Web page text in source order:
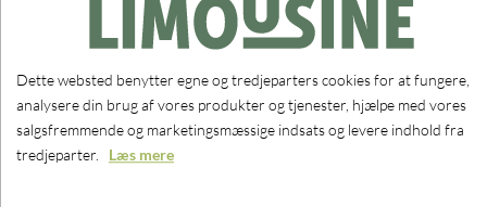
Dette websted benytter egne og tredjeparters cookies for at fungere,
analysere din brug af vores produkter og tjenester, hjælpe med vores
salgsfremmende og marketingsmæssige indsats og levere indhold fra
tredjeparter. Læs mere